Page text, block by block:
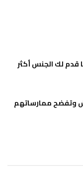
قدم لك الجنس أكثر
وتفضح ممارساتهم